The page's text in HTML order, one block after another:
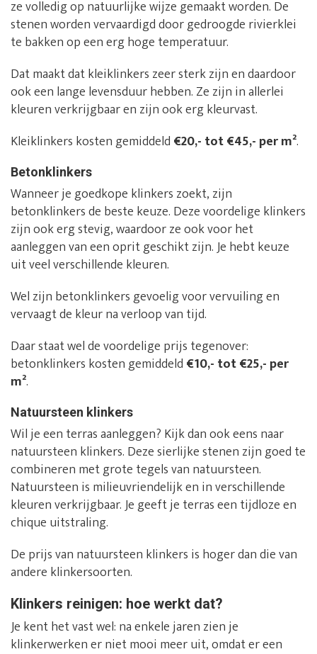
ze volledig op natuurlijke wijze gemaakt worden. De
stenen worden vervaardigd door gedroogde rivierklei
te bakken op een erg hoge temperatuur.
Dat maakt dat kleiklinkers zeer sterk zijn en daardoor
ook een lange levensduur hebben. Ze zijn in allerlei
kleuren verkrijgbaar en zijn ook erg kleurvast.
Kleiklinkers kosten gemiddeld €20,- tot €45,- per m².
Betonklinkers
Wanneer je goedkope klinkers zoekt, zijn
betonklinkers de beste keuze. Deze voordelige klinkers
zijn ook erg stevig, waardoor ze ook voor het
aanleggen van een oprit geschikt zijn. Je hebt keuze
uit veel verschillende kleuren.
Wel zijn betonklinkers gevoelig voor vervuiling en
vervaagt de kleur na verloop van tijd.
Daar staat wel de voordelige prijs tegenover:
betonklinkers kosten gemiddeld €10,- tot €25,- per
m².
Natuursteen klinkers
Wil je een terras aanleggen? Kijk dan ook eens naar
natuursteen klinkers. Deze sierlijke stenen zijn goed te
combineren met grote tegels van natuursteen.
Natuursteen is milieuvriendelijk en in verschillende
kleuren verkrijgbaar. Je geeft je terras een tijdloze en
chique uitstraling.
De prijs van natuursteen klinkers is hoger dan die van
andere klinkersoorten.
Klinkers reinigen: hoe werkt dat?
Je kent het vast wel: na enkele jaren zien je
klinkerwerken er niet mooi meer uit, omdat er een